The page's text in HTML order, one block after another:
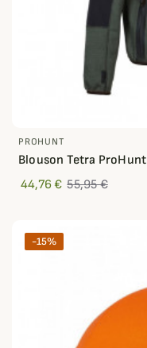
PROHUNT
Blouson Tetra ProHunt
44,76 € 55,95 €
-15%